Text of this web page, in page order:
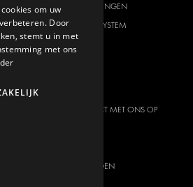
TOTAALOPLOSSINGEN
OVER MODUL-SYSTEM
NEEM CONTACT MET ONS OP
PARTNER WORDEN
om uw
Door
stemt u in met
met ons